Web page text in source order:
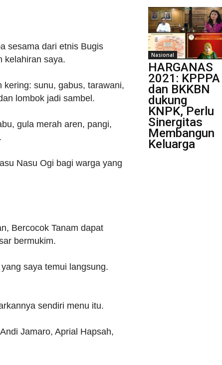
sesama dari etnis Bugis
kelahiran saya.
sunu, gabus, tarawani,
lombok jadi sambel.
gula merah aren, pangi,
Nasu Ogi bagi warga yang
Bercocok Tanam dapat
bermukim.
saya temui langsung.
sendiri menu itu.
Jamaro, Aprial Hapsah,
Nasional
HARGANAS
2021: KPPPA
dan BKKBN
dukung
KNPK, Perlu
Sinergitas
Membangun
Keluarga